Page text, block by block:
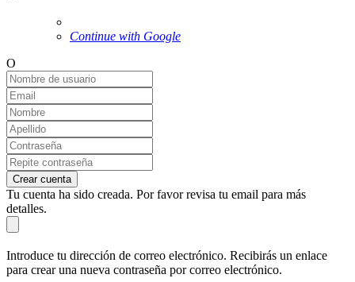
Continue with Google
O
Crear cuenta
Tu cuenta ha sido creada. Por favor revisa tu email para más
detalles.
Introduce tu dirección de correo electrónico. Recibirás un enlace
para crear una nueva contraseña por correo electrónico.